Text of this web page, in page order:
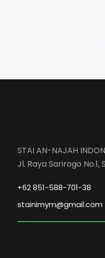
STAI AN-NAJAH
Jl. Raya Sarirogo No.1,
+62 851-588-701-38
stainimym@gmail.com